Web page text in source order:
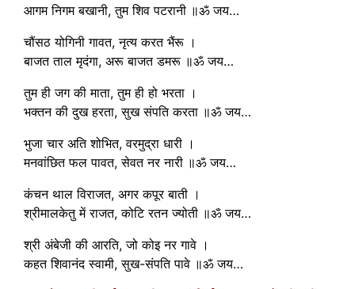
आगम निगम बखानी, तुम शिव पटरानी ॥ॐ जय…
चौंसठ योगिनी गावत, नृत्य करत भैंरू ।
बाजत ताल मृदंगा, अरू बाजत डमरू ॥ॐ जय…
तुम ही जग की माता, तुम ही हो भरता ।
भक्तन की दुख हरता, सुख संपति करता ॥ॐ जय…
भुजा चार अति शोभित, वरमुद्रा धारी ।
मनवांछित फल पावत, सेवत नर नारी ॥ॐ जय…
कंचन थाल विराजत, अगर कपूर बाती ।
श्रीमालकेतु में राजत, कोटि रतन ज्योती ॥ॐ जय…
श्री अंबेजी की आरति, जो कोइ नर गावे ।
कहत शिवानंद स्वामी, सुख-संपति पावे ॥ॐ जय…